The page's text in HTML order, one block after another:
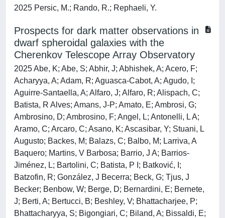
2025 Persic, M.; Rando, R.; Rephaeli, Y.
Prospects for dark matter observations in
dwarf spheroidal galaxies with the
Cherenkov Telescope Array Observatory
2025 Abe, K; Abe, S; Abhir, J; Abhishek, A; Acero, F;
Acharyya, A; Adam, R; Aguasca-Cabot, A; Agudo, I;
Aguirre-Santaella, A; Alfaro, J; Alfaro, R; Alispach, C;
Batista, R Alves; Amans, J-P; Amato, E; Ambrosi, G;
Ambrosino, D; Ambrosino, F; Angel, L; Antonelli, L A;
Aramo, C; Arcaro, C; Asano, K; Ascasibar, Y; Stuani, L
Augusto; Backes, M; Balazs, C; Balbo, M; Larriva, A
Baquero; Martins, V Barbosa; Barrio, J A; Barrios-
Jiménez, L; Bartolini, C; Batista, P I; Batković, I;
Batzofin, R; González, J Becerra; Beck, G; Tjus, J
Becker; Benbow, W; Berge, D; Bernardini, E; Bernete,
J; Berti, A; Bertucci, B; Beshley, V; Bhattacharjee, P;
Bhattacharyya, S; Bigongiari, C; Biland, A; Bissaldi, E;